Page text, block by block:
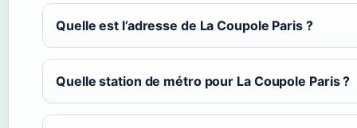
Quelle est l’adresse de La Coupole Paris ?
Quelle station de métro pour La Coupole Paris ?